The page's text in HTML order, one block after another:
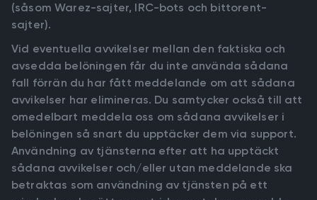
(såsom Warez-sajter, IRC-bots och bittorent-
sajter).
Vid eventuella avvikelser mellan den faktiska och
avsedda belöningen får du inte använda sådana
fall förrän du har fått meddelande om att sådana
avvikelser har elimineras. Du samtycker också till att
omedelbart meddela oss om sådana avvikelser i
belöningen så snart du upptäcker dem via support.
Användning av tjänsterna efter att ha upptäckt
sådana avvikelser och/eller utan meddelande ska
betraktas som användning av tjänsten på ett